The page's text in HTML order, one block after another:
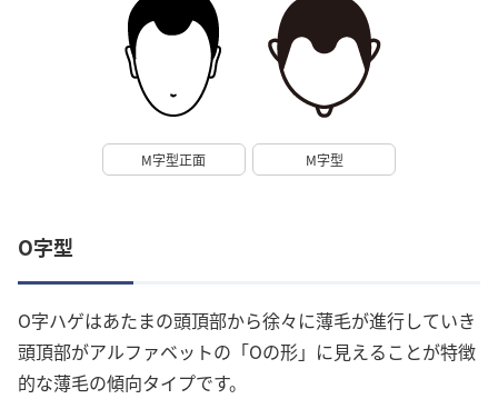
M字型正面 M字型
O字型
O字ハゲはあたまの頭頂部から徐々に薄毛が進行していき
頭頂部がアルファベットの「Oの形」に見えることが特徴
的な薄毛の傾向タイプです。